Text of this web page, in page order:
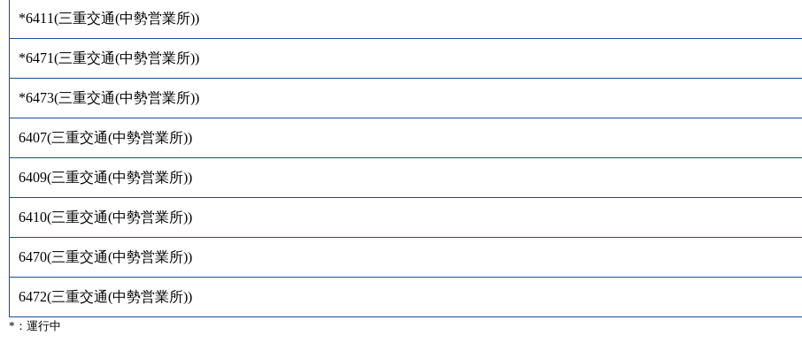
*6411(三重交通(中勢営業所))
*6471(三重交通(中勢営業所))
*6473(三重交通(中勢営業所))
6407(三重交通(中勢営業所))
6409(三重交通(中勢営業所))
6410(三重交通(中勢営業所))
6470(三重交通(中勢営業所))
6472(三重交通(中勢営業所))
*：運行中